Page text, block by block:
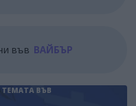
във ВАЙБЪР
ВЪВ